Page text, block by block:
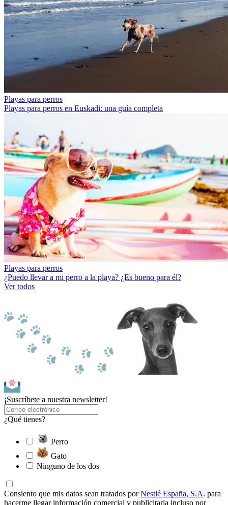
Playas para perros
Playas para perros en Euskadi: una guía completa
Playas para perros
¿Puedo llevar a mi perro a la playa? ¿Es bueno para él?
Ver todos
¡Suscríbete a nuestra newsletter!
¿Qué tienes?
Perro
Gato
Ninguno de los dos
Consiento que mis datos sean tratados porNestlé España, S.A. para
hacerme llegar información comercial y publicitaria incluso por